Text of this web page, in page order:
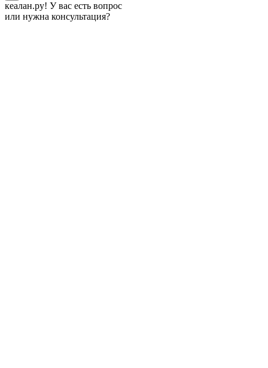
кеалан.ру! У вас есть вопрос
или нужна консультация?